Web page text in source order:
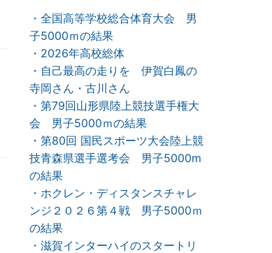
・全国高等学校総合体育大会 男
子5000ｍの結果
・2026年高校総体
・自己最高の走りを 伊賀白鳳の
寺岡さん・古川さん
・第79回山形県陸上競技選手権大
会 男子5000ｍの結果
・第80回 国民スポーツ大会陸上競
技青森県選手選考会 男子5000m
の結果
・ホクレン・ディスタンスチャレ
ンジ２０２６第４戦 男子5000ｍ
の結果
・滋賀インターハイのスタートリ